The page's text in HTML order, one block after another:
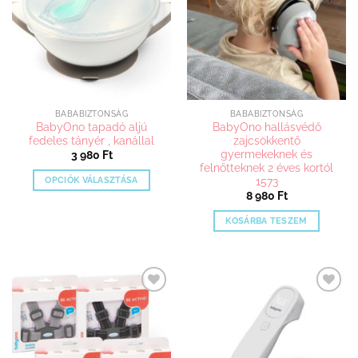
BABABIZTONSÁG
BabyOno tapadó aljú
fedeles tányér , kanállal
3 980 Ft
OPCIÓK VÁLASZTÁSA
van.
A
változatok
a
termékoldalon
BABABIZTONSÁG
BabyOno hallásvédő
zajcsökkentő
gyermekeknek és
felnőtteknek 2 éves kortól
1573
8 980 Ft
KOSÁRBA TESZEM
Kedvenceimhez
adom
Kedvenceimhez
adom